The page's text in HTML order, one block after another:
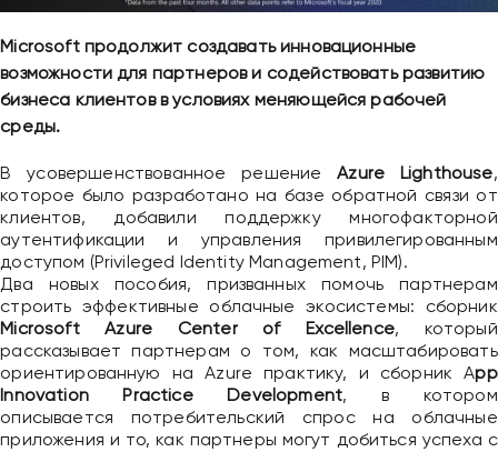
Microsoft продолжит создавать инновационные
возможности для партнеров и содействовать развитию
бизнеса клиентов в условиях меняющейся рабочей
среды.
В усовершенствованное решениеAzure Lighthouse,
которое было разработано на базе обратной связи от
клиентов, добавили поддержку многофакторной
аутентификации и управления привилегированным
доступом (Privileged Identity Management, PIM).
Два новых пособия, призванных помочь партнерам
строить эффективные облачные экосистемы: сборник
Microsoft Azure Center of Excellence, который
рассказывает партнерам о том, как масштабировать
ориентированную на Azure практику, и сборник App
Innovation Practice Development, в котором
описывается потребительский спрос на облачные
приложения и то, как партнеры могут добиться успеха с